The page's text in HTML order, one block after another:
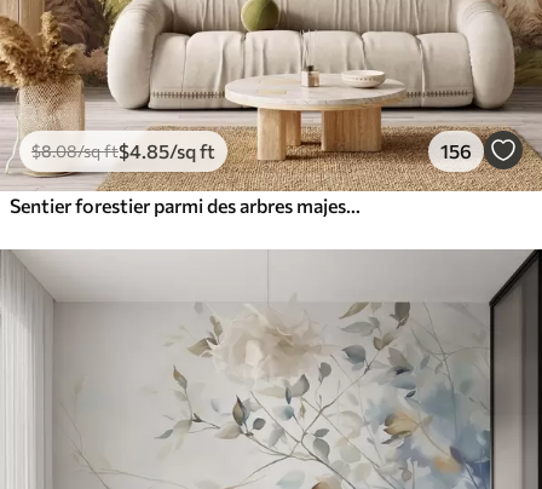
$8.08/sq ft$4 .85/sq ft 156